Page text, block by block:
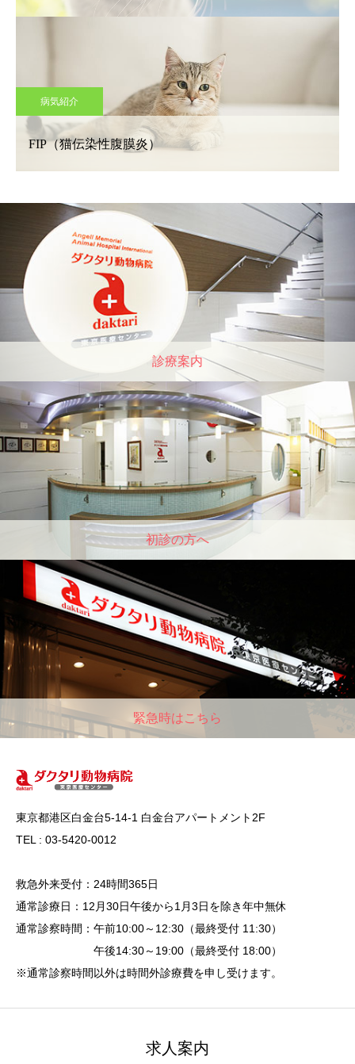
病気紹介
FIP（猫伝染性腹膜炎）
診療案内
初診の方へ
緊急時はこちら
東京都港区白金台5-14-1 白金台アパートメント2F
TEL : 03-5420-0012
救急外来受付：24時間365日
通常診療日：12月30日午後から1月3日を除き年中無休
通常診察時間：午前10:00～12:30（最終受付 11:30）
午後14:30～19:00（最終受付 18:00）
※通常診察時間以外は時間外診療費を申し受けます。
求人案内